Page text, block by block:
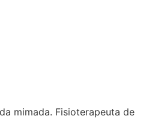
mimada. Fisioterapeuta de